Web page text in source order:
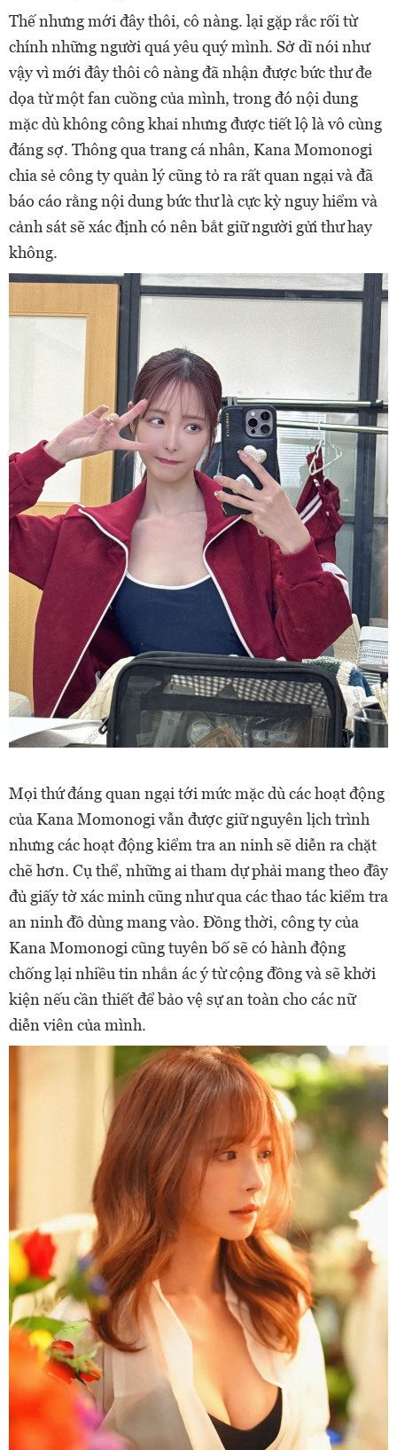
Thế nhưng mới đây thôi, cô nàng. lại gặp rắc rối từ
chính những người quá yêu quý mình. Sở dĩ nói như
vậy vì mới đây thôi cô nàng đã nhận được bức thư đe
dọa từ một fan cuồng của mình, trong đó nội dung
mặc dù không công khai nhưng được tiết lộ là vô cùng
đáng sợ. Thông qua trang cá nhân, Kana Momonogi
chia sẻ công ty quản lý cũng tỏ ra rất quan ngại và đã
báo cáo rằng nội dung bức thư là cực kỳ nguy hiểm và
cảnh sát sẽ xác định có nên bắt giữ người gửi thư hay
không.
Mọi thứ đáng quan ngại tới mức mặc dù các hoạt động
của Kana Momonogi vẫn được giữ nguyên lịch trình
nhưng các hoạt động kiểm tra an ninh sẽ diễn ra chặt
chẽ hơn. Cụ thể, những ai tham dự phải mang theo đầy
đủ giấy tờ xác minh cũng như qua các thao tác kiểm tra
an ninh đồ dùng mang vào. Đồng thời, công ty của
Kana Momonogi cũng tuyên bố sẽ có hành động
chống lại nhiều tin nhắn ác ý từ cộng đồng và sẽ khởi
kiện nếu cần thiết để bảo vệ sự an toàn cho các nữ
diễn viên của mình.